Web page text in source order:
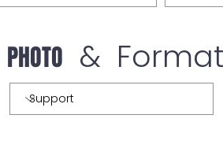
PHOTO &